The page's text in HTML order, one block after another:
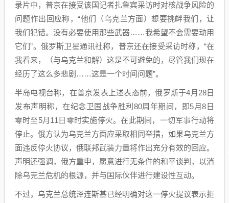
录片中，普京在接受该国记者扎鲁宾采访时对核战争风险的
问题作出回应称，“他们（乌克兰方面）想要挑衅我们，让
我们犯错。没有必要使用那些武器……我希望不会需要动用
它们”。俄罗斯卫星通讯社称，普京还在接受采访时称，“在
我看来，（与乌克兰和解）这是不可避免的，尽管我们现在
经历了这么多悲剧……这是一个时间问题”。
半岛电视台称，在普京发表上述表态前，俄罗斯于4月28日
发布声明称，在纪念卫国战争胜利80周年期间，即5月8日
零时至5月11日零时实施停火。在此期间，一切军事行动将
停止。俄方认为乌克兰方面应采取相同举措，如果乌克兰方
面违反停火协议，俄联邦武装力量将作出充分有效的回应。
声明还强调，俄方重申，愿意进行无条件的和平谈判，以消
除乌克兰危机的根源，并与国际伙伴进行建设性互动。
不过，乌克兰总统泽连斯基已经明确对这一停火提议表示拒